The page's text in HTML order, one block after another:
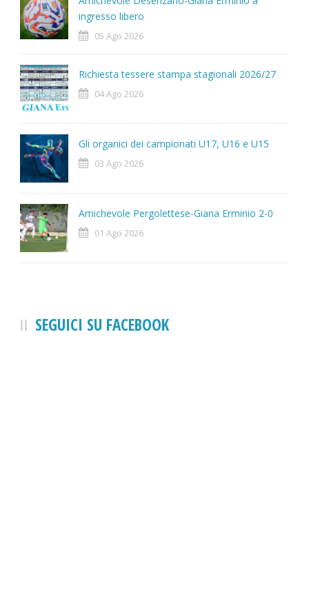
ingresso libero
05 Ago 2026
Richiesta tessere stampa stagionali 2026/27
04 Ago 2026
Gli organici dei campionati U17, U16 e U15
03 Ago 2026
Amichevole Pergolettese-Giana Erminio 2-0
01 Ago 2026
SEGUICI SU FACEBOOK